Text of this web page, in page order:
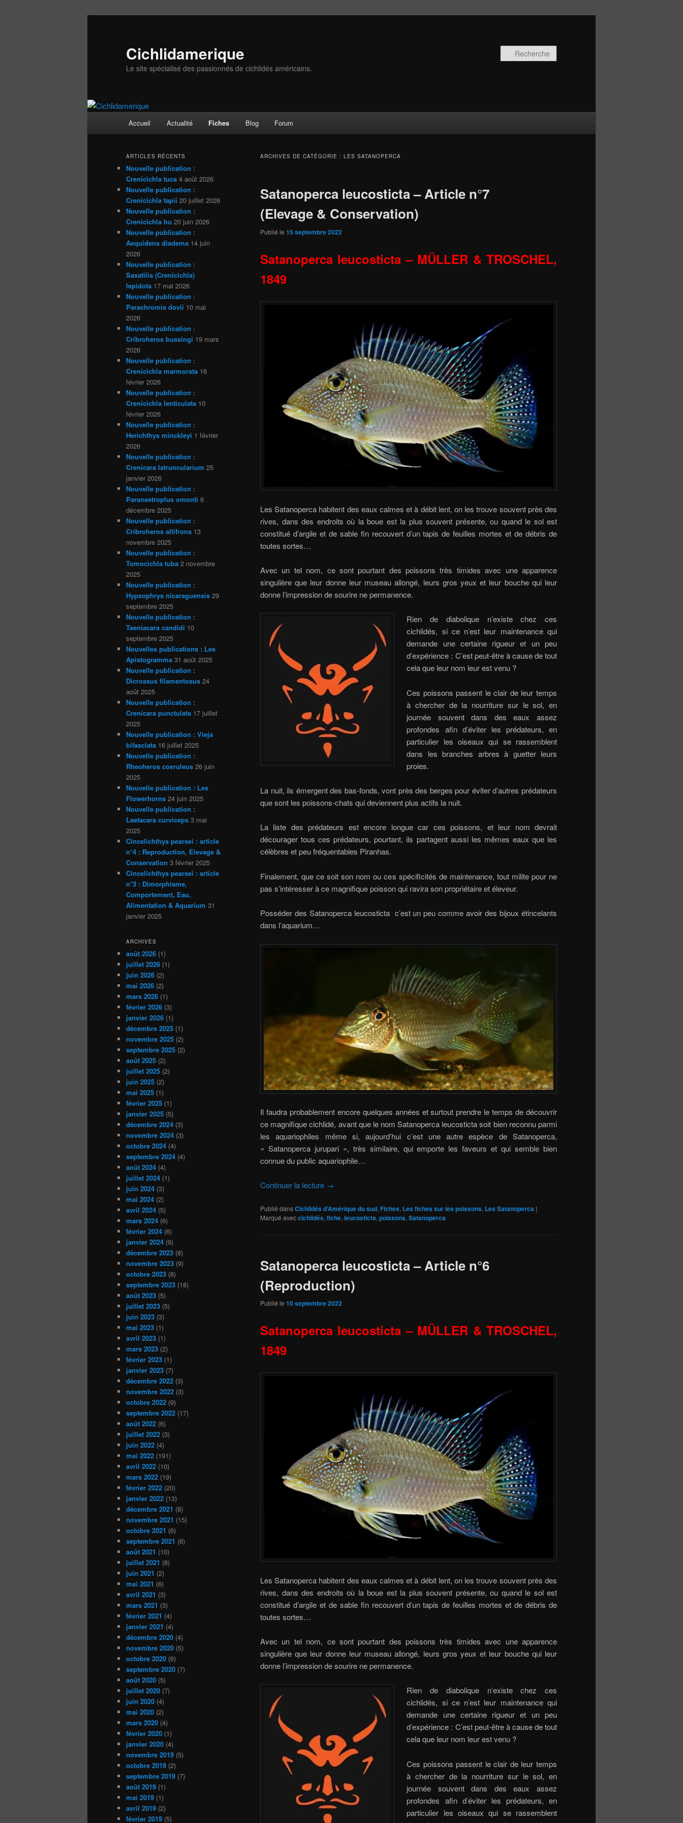
Cichlidamerique
Le site spécialisé des passionnés de cichlidés américains.
Accueil Actualité Fiches Blog Forum
ARCHIVES DE CATÉGORIE : LES SATANOPERCA
Satanoperca leucosticta – Article n°7
(Elevage & Conservation)
Publié le 15 septembre 2022
Satanoperca leucosticta – MÜLLER & TROSCHEL,
1849
Les Satanoperca habitent des eaux calmes et à débit lent, on les trouve souvent près des
rives, dans des endroits où la boue est la plus souvent présente, ou quand le sol est
constitué d’argile et de sable fin recouvert d’un tapis de feuilles mortes et de débris de
toutes sortes…
Avec un tel nom, ce sont pourtant des poissons très timides avec une apparence
singulière que leur donne leur museau allongé, leurs gros yeux et leur bouche qui leur
donne l’impression de sourire ne permanence.
Rien de diabolique n’existe chez ces
cichlidés, si ce n’est leur maintenance qui
demande une certaine rigueur et un peu
d’expérience : C’est peut-être à cause de tout
cela que leur nom leur est venu ?
Ces poissons passent le clair de leur temps
à chercher de la nourriture sur le sol, en
journée souvent dans des eaux assez
profondes afin d’éviter les prédateurs, en
particulier les oiseaux qui se rassemblent
dans les branches arbres à guetter leurs
proies.
La nuit, ils émergent des bas-fonds, vont près des berges pour éviter d’autres prédateurs
que sont les poissons-chats qui deviennent plus actifs la nuit.
La liste des prédateurs est encore longue car ces poissons, et leur nom devrait
décourager tous ces prédateurs, pourtant, ils partagent aussi les mêmes eaux que les
célèbres et peu fréquentables Piranhas.
Finalement, que ce soit son nom ou ces spécificités de maintenance, tout milite pour ne
pas s’intéresser à ce magnifique poisson qui ravira son propriétaire et éleveur.
Posséder des Satanoperca leucosticta c’est un peu comme avoir des bijoux étincelants
dans l’aquarium…
Il faudra probablement encore quelques années et surtout prendre le temps de découvrir
ce magnifique cichlidé, avant que le nom Satanoperca leucosticta soit bien reconnu parmi
les aquariophiles même si, aujourd’hui c’est une autre espèce de Satanoperca,
« Satanoperca jurupari », très similaire, qui emporte les faveurs et qui semble bien
connue du public aquariophile…
Continuer la lecture →
Publié dansCichlidés d’Amérique du sud, Fiches, Les fiches sur les poissons, Les Satanoperca |
Marqué aveccichlidés, fiche, leucosticta, poissons, Satanoperca
Satanoperca leucosticta – Article n°6
(Reproduction)
Publié le 10 septembre 2022
Satanoperca leucosticta – MÜLLER & TROSCHEL,
1849
Les Satanoperca habitent des eaux calmes et à débit lent, on les trouve souvent près des
rives, dans des endroits où la boue est la plus souvent présente, ou quand le sol est
constitué d’argile et de sable fin recouvert d’un tapis de feuilles mortes et de débris de
toutes sortes…
Avec un tel nom, ce sont pourtant des poissons très timides avec une apparence
singulière que leur donne leur museau allongé, leurs gros yeux et leur bouche qui leur
donne l’impression de sourire ne permanence.
Rien de diabolique n’existe chez ces
cichlidés, si ce n’est leur maintenance qui
demande une certaine rigueur et un peu
d’expérience : C’est peut-être à cause de tout
cela que leur nom leur est venu ?
Ces poissons passent le clair de leur temps
à chercher de la nourriture sur le sol, en
journée souvent dans des eaux assez
profondes afin d’éviter les prédateurs, en
particulier les oiseaux qui se rassemblent
ARTICLES RÉCENTS
Nouvelle publication :
Crenicichla tuca 4 août 2026
Nouvelle publication :
Crenicichla tapii 20 juillet 2026
Nouvelle publication :
Crenicichla hu 20 juin 2026
Nouvelle publication :
Aequidens diadema 14 juin
2026
Nouvelle publication :
Saxatilia (Crenicichla)
lepidota 17 mai 2026
Nouvelle publication :
Parachromis dovii 10 mai
2026
Nouvelle publication :
Cribroheros bussingi 19 mars
2026
Nouvelle publication :
Crenicichla marmorata 16
février 2026
Nouvelle publication :
Crenicichla lenticulata 10
février 2026
Nouvelle publication :
Herichthys minckleyi 1 février
2026
Nouvelle publication :
Crenicara latruncularium 25
janvier 2026
Nouvelle publication :
Paraneetroplus omonti 6
décembre 2025
Nouvelle publication :
Cribroheros altifrons 13
novembre 2025
Nouvelle publication :
Tomocichla tuba 2 novembre
2025
Nouvelle publication :
Hypsophrys nicaraguensis 29
septembre 2025
Nouvelle publication :
Taeniacara candidi 10
septembre 2025
Nouvelles publications : Les
Apistogramma 31 août 2025
Nouvelle publication :
Dicrossus filamentosus 24
août 2025
Nouvelle publication :
Crenicara punctulata 17 juillet
2025
Nouvelle publication : Vieja
bifasciata 16 juillet 2025
Nouvelle publication :
Rheoheros coeruleus 26 juin
2025
Nouvelle publication : Les
Flowerhorns 24 juin 2025
Nouvelle publication :
Laetacara curviceps 3 mai
2025
Cincelichthys pearsei : article
n°4 : Reproduction, Elevage &
Conservation 3 février 2025
Cincelichthys pearsei : article
n°3 : Dimorphisme,
Comportement, Eau,
Alimentation & Aquarium 31
janvier 2025
ARCHIVES
août 2026 (1)
juillet 2026 (1)
juin 2026 (2)
mai 2026 (2)
mars 2026 (1)
février 2026 (3)
janvier 2026 (1)
décembre 2025 (1)
novembre 2025 (2)
septembre 2025 (2)
août 2025 (2)
juillet 2025 (2)
juin 2025 (2)
mai 2025 (1)
février 2025 (1)
janvier 2025 (5)
décembre 2024 (3)
novembre 2024 (3)
octobre 2024 (4)
septembre 2024 (4)
août 2024 (4)
juillet 2024 (1)
juin 2024 (3)
mai 2024 (2)
avril 2024 (5)
mars 2024 (6)
février 2024 (6)
janvier 2024 (9)
décembre 2023 (8)
novembre 2023 (9)
octobre 2023 (8)
septembre 2023 (18)
août 2023 (5)
juillet 2023 (5)
juin 2023 (3)
mai 2023 (1)
avril 2023 (1)
mars 2023 (2)
février 2023 (1)
janvier 2023 (7)
décembre 2022 (3)
novembre 2022 (3)
octobre 2022 (9)
septembre 2022 (17)
août 2022 (6)
juillet 2022 (3)
juin 2022 (4)
mai 2022 (191)
avril 2022 (10)
mars 2022 (19)
février 2022 (20)
janvier 2022 (13)
décembre 2021 (8)
novembre 2021 (15)
octobre 2021 (6)
septembre 2021 (8)
août 2021 (10)
juillet 2021 (8)
juin 2021 (2)
mai 2021 (6)
avril 2021 (3)
mars 2021 (3)
février 2021 (4)
janvier 2021 (4)
décembre 2020 (4)
novembre 2020 (5)
octobre 2020 (6)
septembre 2020 (7)
août 2020 (5)
juillet 2020 (7)
juin 2020 (4)
mai 2020 (2)
mars 2020 (4)
février 2020 (1)
janvier 2020 (4)
novembre 2019 (5)
octobre 2019 (2)
septembre 2019 (7)
août 2019 (1)
mai 2019 (1)
avril 2019 (2)
février 2019 (5)